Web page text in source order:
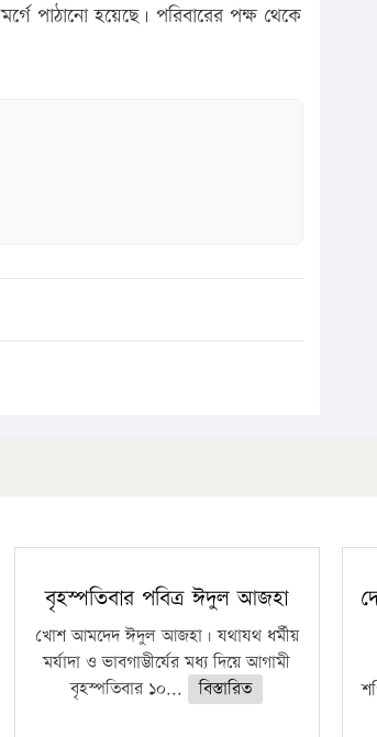
পাঠানো হয়েছে। পরিবারের পক্ষ থেকে
বৃহস্পতিবার পবিত্র ঈদুল আজহা
খোশ আমদেদ ঈদুল আজহা। যথাযথ ধর্মীয়
মর্যাদা ও ভাবগাম্ভীর্যের মধ্য দিয়ে আগামী
বৃহস্পতিবার ১০...
বিস্তারিত